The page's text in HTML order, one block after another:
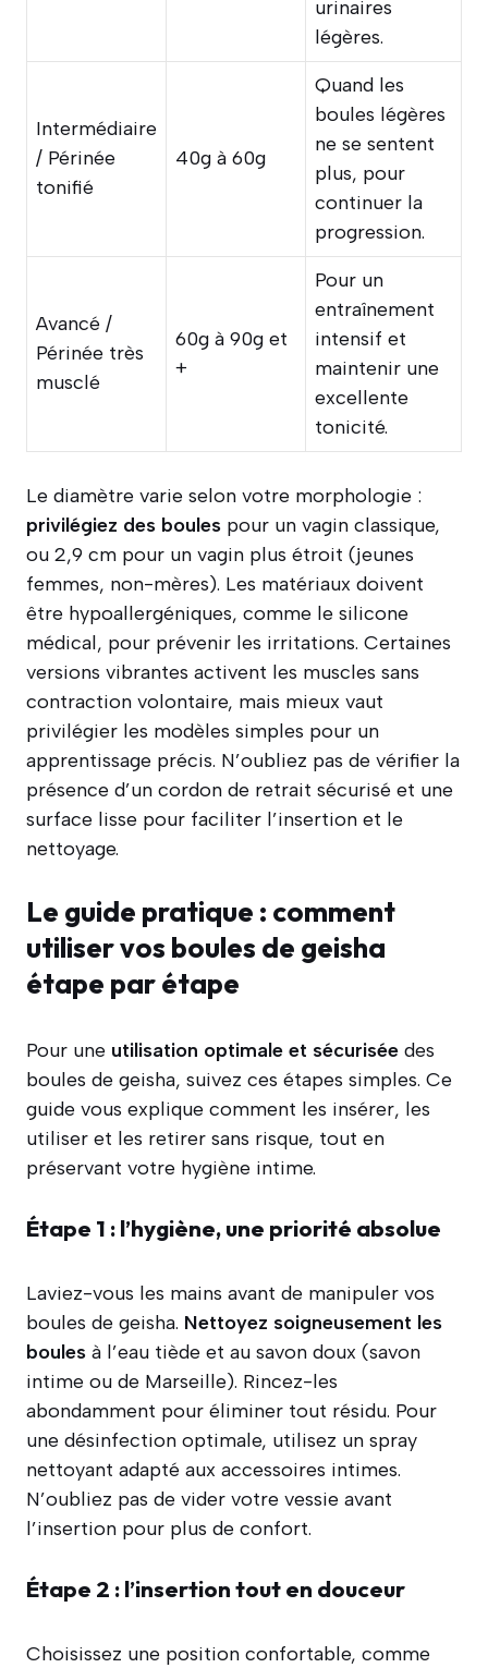
urinaires
légères.
Intermédiaire
/ Périnée
tonifié
40g à 60g
Quand les
boules légères
ne se sentent
plus, pour
continuer la
progression.
Avancé /
Périnée très
musclé
60g à 90g et
+
Pour un
entraînement
intensif et
maintenir une
excellente
tonicité.
Le diamètre varie selon votre morphologie :
privilégiez des boules pour un vagin classique,
ou 2,9 cm pour un vagin plus étroit (jeunes
femmes, non-mères). Les matériaux doivent
être hypoallergéniques, comme le silicone
médical, pour prévenir les irritations. Certaines
versions vibrantes activent les muscles sans
contraction volontaire, mais mieux vaut
privilégier les modèles simples pour un
apprentissage précis. N’oubliez pas de vérifier la
présence d’un cordon de retrait sécurisé et une
surface lisse pour faciliter l’insertion et le
nettoyage.
Le guide pratique : comment
utiliser vos boules de geisha
étape par étape
Pour une utilisation optimale et sécurisée des
boules de geisha, suivez ces étapes simples. Ce
guide vous explique comment les insérer, les
utiliser et les retirer sans risque, tout en
préservant votre hygiène intime.
Étape 1 : l’hygiène, une priorité absolue
Laviez-vous les mains avant de manipuler vos
boules de geisha. Nettoyez soigneusement les
boules à l’eau tiède et au savon doux (savon
intime ou de Marseille). Rincez-les
abondamment pour éliminer tout résidu. Pour
une désinfection optimale, utilisez un spray
nettoyant adapté aux accessoires intimes.
N’oubliez pas de vider votre vessie avant
l’insertion pour plus de confort.
Étape 2 : l’insertion tout en douceur
Choisissez une position confortable, comme